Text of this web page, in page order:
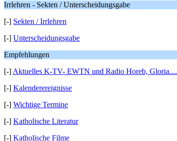
Irrlehren - Sekten / Unterscheidungsgabe
[-] Sekten / Irrlehren
[-] Unterscheidungsgabe
Empfehlungen
[-] Aktuelles K-TV- EWTN und Radio Horeb, Gloria....
[-] Kalenderereignisse
[-] Wichtige Termine
[-] Katholische Literatur
[-] Katholische Filme